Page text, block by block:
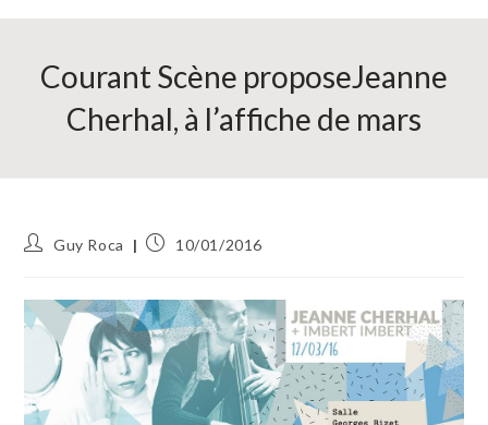
Courant Scène proposeJeanne
Cherhal, à l’affiche de mars
Auteur/autrice
publication :
Guy Roca
Publication
10/01/2016